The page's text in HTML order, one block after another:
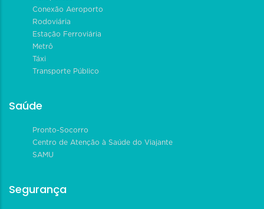
Conexão Aeroporto
Rodoviária
Estação Ferroviária
Metrô
Táxi
Transporte Público
Saúde
Pronto-Socorro
Centro de Atenção à Saúde do Viajante
SAMU
Segurança